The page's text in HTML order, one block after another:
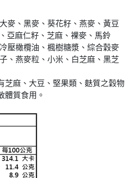
麥、黑麥、葵花籽、燕麥、黃豆
亞麻仁籽、芝麻、裸麥、馬鈴
壓橄欖油、楓樹糖漿、綜合穀麥
、燕麥粒、小米、白芝麻、黑芝
芝麻、大豆、堅果類、麩質之穀物
體質食用。